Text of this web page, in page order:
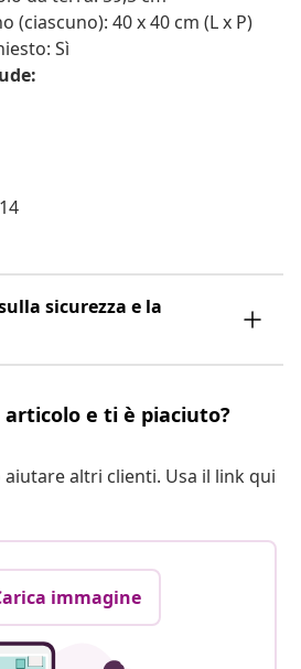
(ciascuno): 40 x 40 cm (L x P)
Sì
sicurezza e la
e ti è piaciuto?
altri clienti. Usa il link qui
immagine